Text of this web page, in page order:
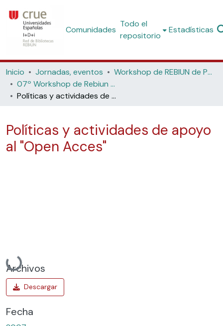
Comunidades
Todo el
repositorio
Estadísticas
Inicio Jornadas, eventos
Workshop de REBIUN de Proyectos Digitales
07º Workshop de Rebiun de Proyectos Digitales: La Estrategia Digital "¿Hacia dónde?". (Universidad Nacional de Educación a Distancia UNED Madrid, 2007)
Políticas y actividades de apoyo al "Open Acces"
Políticas y actividades de apoyo
al "Open Acces"
Cargando...
Archivos
Fecha